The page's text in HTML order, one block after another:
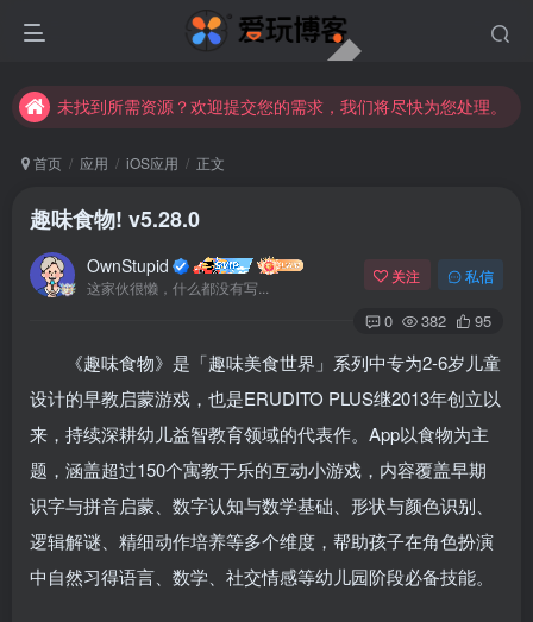
未找到所需资源？欢迎提交您的需求，我们将尽快为您处理。
苹果手机用户没有巨魔商店的点击此处获取保姆级安装教程
未找到所需资源？欢迎提交您的需求，我们将尽快为您处理。
首页 应用 iOS应用 正文
趣味食物! v5.28.0
OwnStupid
这家伙很懒，什么都没有写...
关注 私信
0 382 95
《趣味食物》是「趣味美食世界」系列中专为2-6岁儿童
设计的早教启蒙游戏，也是ERUDITO PLUS继2013年创立以
来，持续深耕幼儿益智教育领域的代表作。App以食物为主
题，涵盖超过150个寓教于乐的互动小游戏，内容覆盖早期
识字与拼音启蒙、数字认知与数学基础、形状与颜色识别、
逻辑解谜、精细动作培养等多个维度，帮助孩子在角色扮演
中自然习得语言、数学、社交情感等幼儿园阶段必备技能。
扫码登录
使用其它方式登录或注册